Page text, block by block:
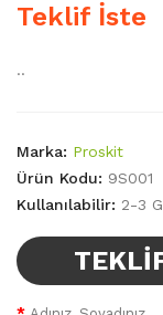
Teklif İste
..
Marka: Proskit
Ürün Kodu: 9S001
Kullanılabilir: 2-3